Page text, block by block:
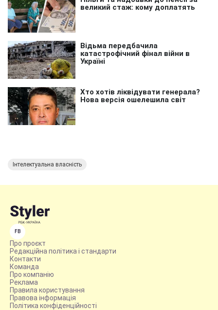
Інтелектуальна власність
FB
Про проєкт
Редакційна політика і стандарти
Контакти
Команда
Про компанію
Реклама
Правила користування
Правова інформація
Політика конфіденційності